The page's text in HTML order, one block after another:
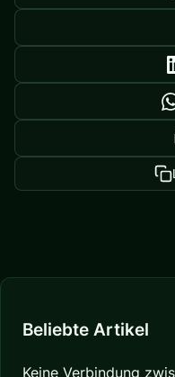
Beliebte Artikel
Keine Verbindung